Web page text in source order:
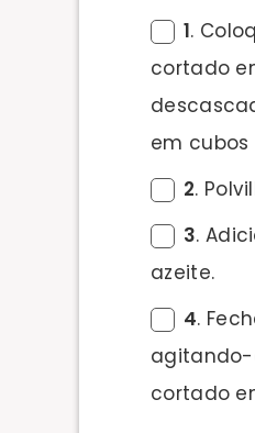
1.
cortado
em cubos
2.
3.
azeite.
4.
agitando-
cortado